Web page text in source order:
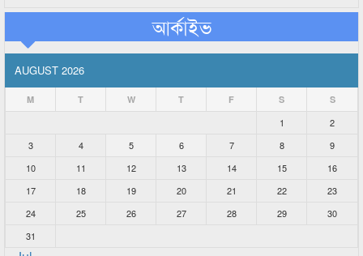
আর্কাইভ
AUGUST 2026
M T W T F S S
1
2
3
4 5 6 7 8
9
10
11 12 13 14 15
16
17
18 19 20 21 22
23
24
25 26 27 28 29
30
31